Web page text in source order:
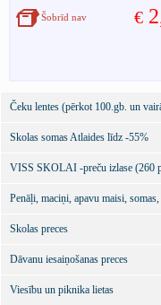
€
Šobrīd nav
Čeku lentes (pērkot 100.gb. un
Skolas somas Atlaides līdz -55%
VISS SKOLAI -preču izlase (260
Penāļi, maciņi, apavu maisi,
Skolas preces
Dāvanu iesaiņošanas preces
Viesību un piknika lietas